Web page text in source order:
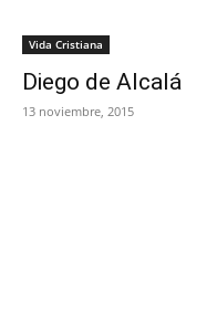
Vida Cristiana
Diego de Alcalá
13 noviembre, 2015